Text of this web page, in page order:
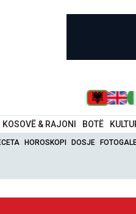
KOSOVË & RAJONI BOTË
HOROSKOPI DOSJE